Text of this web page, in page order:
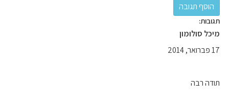
תגובות:
מיכל סולומון
17 פברואר, 2014
תודה רבה